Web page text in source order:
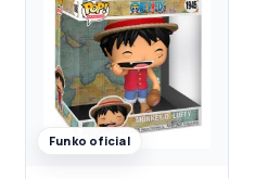
Funko oficial